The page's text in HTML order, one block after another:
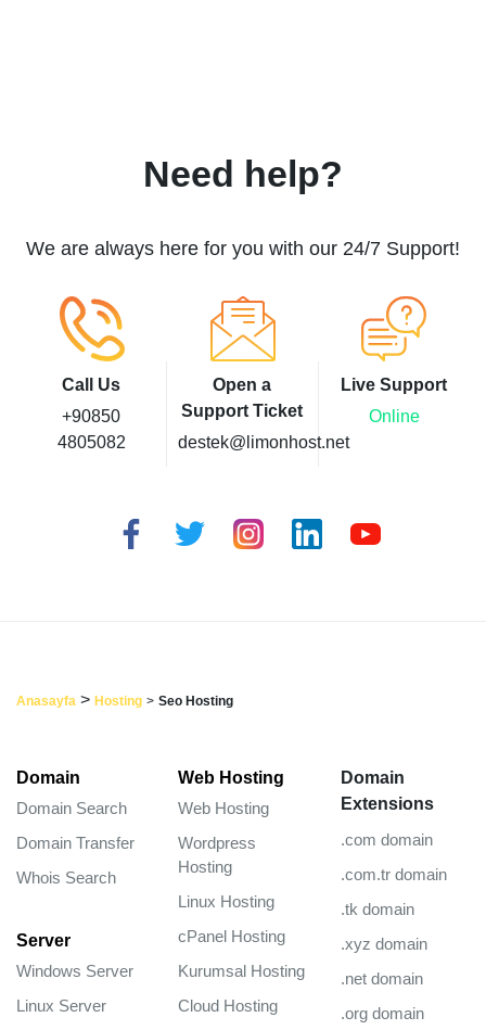
Need help?
We are always here for you with our 24/7 Support!
Call Us
+90850
4805082
Open a
Support Ticket
destek@limonhost.net
Live Support
Online
Anasayfa > Hosting > Seo Hosting
Domain
Domain Search
Domain Transfer
Whois Search
Server
Windows Server
Linux Server
Web Hosting
Web Hosting
Wordpress
Hosting
Linux Hosting
cPanel Hosting
Kurumsal Hosting
Cloud Hosting
Domain
Extensions
.com domain
.com.tr domain
.tk domain
.xyz domain
.net domain
.org domain